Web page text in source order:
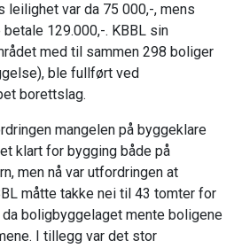
leilighet var da 75 000,-, mens
129.000,-. KBBL sin
med til sammen 298 boliger
ble fullført ved
borettslag.
mangelen på byggeklare
klart for bygging både på
men nå var utfordringen at
måtte takke nei til 43 tomter for
da boligbyggelaget mente boligene
I tillegg var det stor